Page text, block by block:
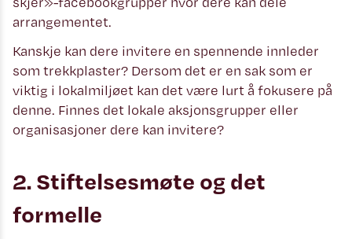
arrangementet.
Kanskje kan dere invitere en spennende innleder
som trekkplaster? Dersom det er en sak som er
viktig i lokalmiljøet kan det være lurt å fokusere på
denne. Finnes det lokale aksjonsgrupper eller
organisasjoner dere kan invitere?
2. Stiftelsesmøte og det
formelle